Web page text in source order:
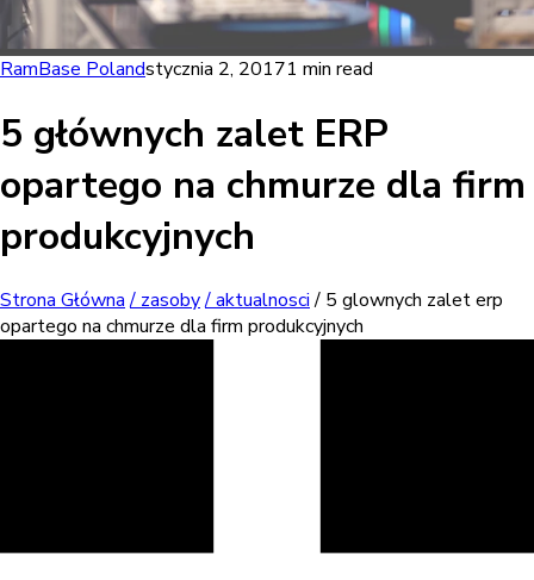
RamBase Polandstycznia 2, 20171 min read
5 głównych zalet ERP
opartego na chmurze dla firm
produkcyjnych
Strona Główna / zasoby/ aktualnosci/ 5 glownych zalet erp
opartego na chmurze dla firm produkcyjnych